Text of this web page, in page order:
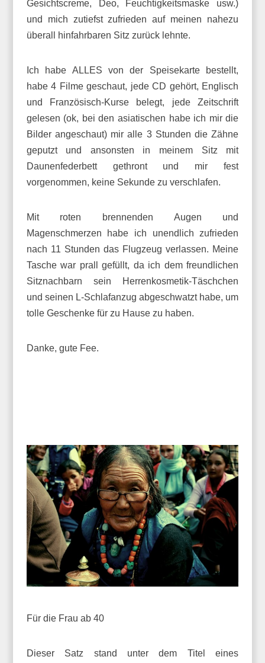
Gesichtscreme, Deo, Feuchtigkeitsmaske usw.)
und mich zutiefst zufrieden auf meinen nahezu
überall hinfahrbaren Sitz zurück lehnte.
Ich habe ALLES von der Speisekarte bestellt,
habe 4 Filme geschaut, jede CD gehört, Englisch
und Französisch-Kurse belegt, jede Zeitschrift
gelesen (ok, bei den asiatischen habe ich mir die
Bilder angeschaut) mir alle 3 Stunden die Zähne
geputzt und ansonsten in meinem Sitz mit
Daunenfederbett gethront und mir fest
vorgenommen, keine Sekunde zu verschlafen.
Mit roten brennenden Augen und
Magenschmerzen habe ich unendlich zufrieden
nach 11 Stunden das Flugzeug verlassen. Meine
Tasche war prall gefüllt, da ich dem freundlichen
Sitznachbarn sein Herrenkosmetik-Täschchen
und seinen L-Schlafanzug abgeschwatzt habe, um
tolle Geschenke für zu Hause zu haben.
Danke, gute Fee.
Für die Frau ab 40
Dieser Satz stand unter dem Titel eines